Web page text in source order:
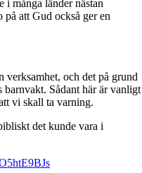
i många länder nästan
att Gud också ger en
verksamhet, och det på grund
barnvakt. Sådant här är vanligt
vi skall ta varning.
det kunde vara i